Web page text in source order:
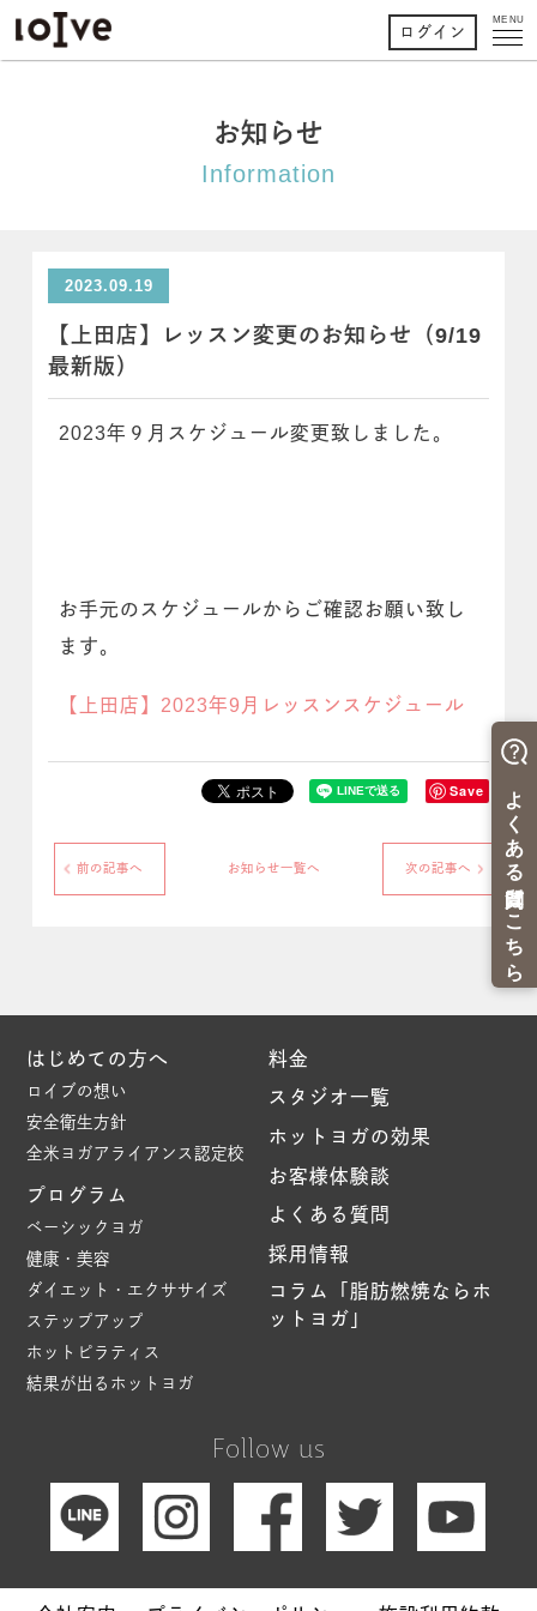
MENU
ログイン
お知らせ
Information
2023.09.19
【上田店】レッスン変更のお知らせ（9/19
最新版）
2023年９月スケジュール変更致しました。
お手元のスケジュールからご確認お願い致し
ます。
【上田店】2023年9月レッスンスケジュール
Save
前の記事へ お知らせ一覧へ 次の記事へ
Follow us
はじめての方へ
ロイブの想い
安全衛生方針
全米ヨガアライアンス認定校
プログラム
ベーシックヨガ
健康・美容
ダイエット・エクササイズ
ステップアップ
ホットピラティス
結果が出るホットヨガ
料金
スタジオ一覧
ホットヨガの効果
お客様体験談
よくある質問
採用情報
コラム「脂肪燃焼ならホ
ットヨガ」